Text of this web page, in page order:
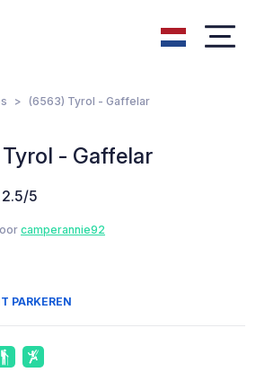
(6563) Tyrol - Gaffelar
- Gaffelar
2.5/5
camperannie92
PARKEREN